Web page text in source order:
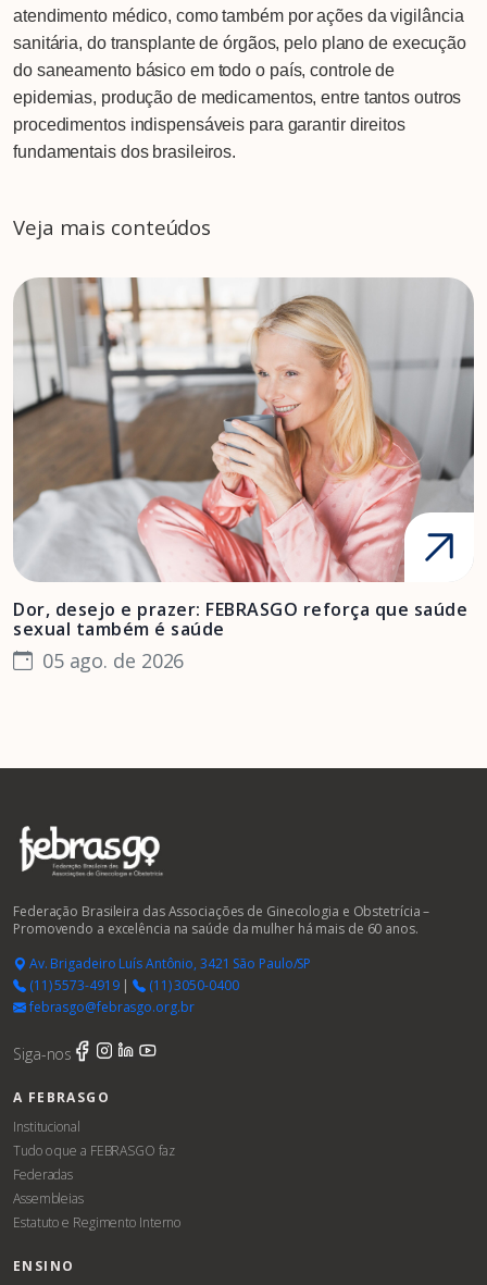
atendimento médico, como também por ações da vigilância
sanitária, do transplante de órgãos, pelo plano de execução
do saneamento básico em todo o país, controle de
epidemias, produção de medicamentos, entre tantos outros
procedimentos indispensáveis para garantir direitos
fundamentais dos brasileiros.
Veja mais conteúdos
Dor, desejo e prazer: FEBRASGO reforça que saúde
sexual também é saúde
05 ago. de 2026
Federação Brasileira das Associações de Ginecologia e Obstetrícia –
Promovendo a excelência na saúde da mulher há mais de 60 anos.
Av. Brigadeiro Luís Antônio, 3421 São Paulo/SP
(11) 5573-4919|
(11) 3050-0400
febrasgo@febrasgo.org.br
Siga-nos
A FEBRASGO
Institucional
Tudo o que a FEBRASGO faz
Federadas
Assembleias
Estatuto e Regimento Interno
ENSINO